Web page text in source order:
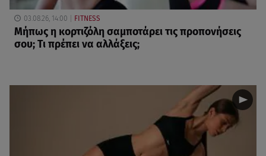
03.08.26, 14:00 FITNESS
Μήπως η κορτιζόλη σαμποτάρει τις προπονήσεις
σου; Τι πρέπει να αλλάξεις;